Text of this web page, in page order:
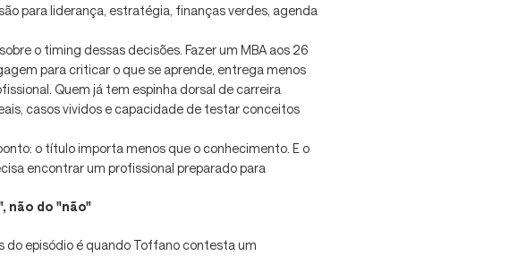
para liderança, estratégia, finanças verdes, agenda
o timing dessas decisões. Fazer um MBA aos 26
para criticar o que se aprende, entrega menos
Quem já tem espinha dorsal de carreira
casos vividos e capacidade de testar conceitos
o título importa menos que o conhecimento. E o
encontrar um profissional preparado para
não do "não"
do episódio é quando Toffano contesta um